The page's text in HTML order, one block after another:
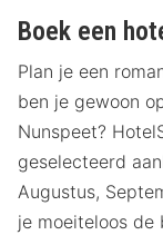
Boek een
Plan je een
ben je gewoon
Nunspeet?
geselecteerd
Augustus,
je moeiteloos de